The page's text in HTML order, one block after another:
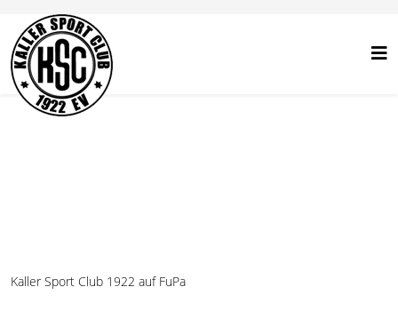
Kaller Sport Club 1922 auf FuPa